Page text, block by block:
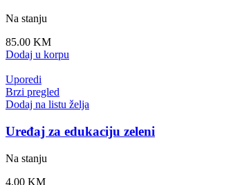
Na stanju
85.00 KM
Dodaj u korpu
Uporedi
Brzi pregled
Dodaj na listu želja
Uređaj za edukaciju zeleni
Na stanju
4.00 KM